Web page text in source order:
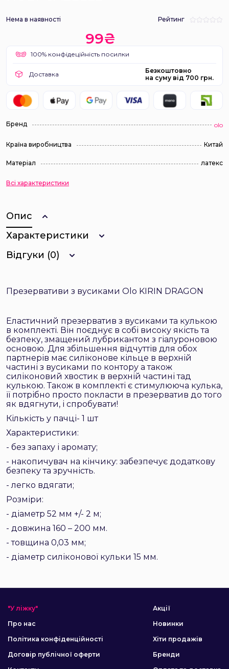
Нема в наявності Рейтинг
99₴
100% конфідеційність посилки
Доставка
Безкоштовно
на суму від 700 грн.
Бренд olo
Країна виробництва Китай
Матеріал латекс
Всі характеристики
Опис
Характеристики
Відгуки (0)
Презервативи з вусиками Olo KIRIN DRAGON
Еластичний презерватив з вусиками та кулькою
в комплекті. Він поєднує в собі високу якість та
безпеку, змащений лубрикантом з гіалуроновою
основою. Для збільшення відчуттів для обох
партнерів має силіконове кільце в верхній
частині з вусиками по контору а також
силіконовий хвостик в верхній частині тад
кулькою. Також в комплекті є стимулююча кулька,
її потрібно просто покласти в презерватив до того
як вдягнути, і спробувати!
Кількість у пачці- 1 шт
Характеристики:
- без запаху і аромату;
- накопичувач на кінчику: забезпечує додаткову
безпеку та зручність.
- легко вдягати;
Розміри:
- діаметр 52 мм +/- 2 м;
- довжина 160 – 200 мм.
- товщина 0,03 мм;
- діаметр силіконової кульки 15 мм.
"У ліжку"
Про нас
Політика конфіденційності
Договір публічної оферти
Акції
Новинки
Хіти продажів
Бренди